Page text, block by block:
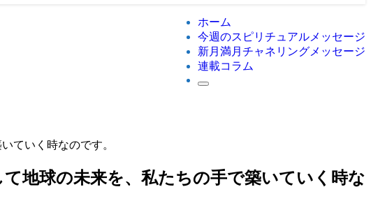
ホーム
今週のスピリチュアルメッセージ
新月満月チャネリングメッセージ
連載コラム
ていく時なのです。
地球の未来を、私たちの手で築いていく時な